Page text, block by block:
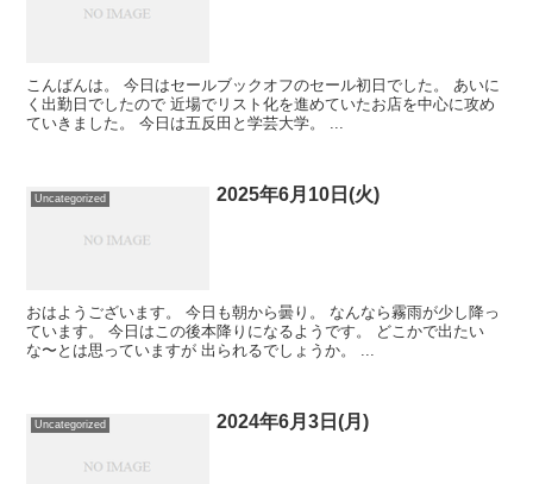
こんばんは。 今日はセールブックオフのセール初日でした。 あいに
く出勤日でしたので 近場でリスト化を進めていたお店を中心に攻め
ていきました。 今日は五反田と学芸大学。 ...
Uncategorized 2025年6月10日(火)
おはようございます。 今日も朝から曇り。 なんなら霧雨が少し降っ
ています。 今日はこの後本降りになるようです。 どこかで出たい
な〜とは思っていますが 出られるでしょうか。 ...
Uncategorized 2024年6月3日(月)